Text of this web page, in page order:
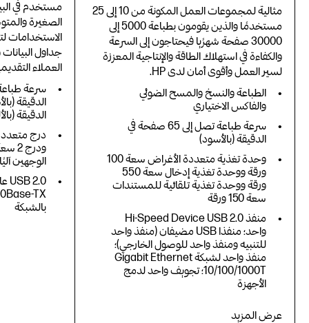
مستخدم في
الصغيرة
الاستخدامات
جداول
العملاء
الدقيقة
الوجهين آليًا
بالشبكة
مثالية لمجموعات العمل المكونة من 10 إلى 25
مستخدمًا والذين يقومون بطباعة 5000 إلى
30000 صفحة شهرًيا فيحتاجون إلى السرعة
والكفاءة في استهلاك الطاقة والإنتاجية المعززة
لسير العمل وأقوى أمان لدى HP‏.
الطباعة والنسخ والمسح الضوئي
والفاكس الاختياري
سرعة طباعة تصل إلى 65 صفحة في
الدقيقة (بالأسود)
وحدة تغذية متعددة الأغراض سعة 100
ورقة ووحدة تغذية إدخال سعة 550
ورقة ووحدة تغذية تلقائية للمستندات
سعة 150 ورقة
منفذ Hi-Speed Device USB 2.0
واحد؛ منفذا USB مضيفان (منفذ واحد
للتنبيه ومنفذ واحد للوصول الخارجي)؛
منفذ واحد لشبكة Gigabit Ethernet
10/100/1000T؛ تجويف واحد لدمج
الأجهزة
عرض المزيد